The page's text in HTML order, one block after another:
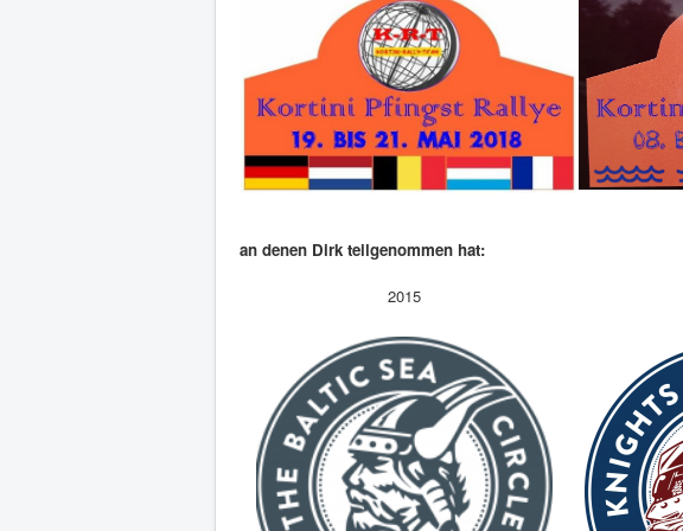
an denen Dirk teilgenommen hat:
2015